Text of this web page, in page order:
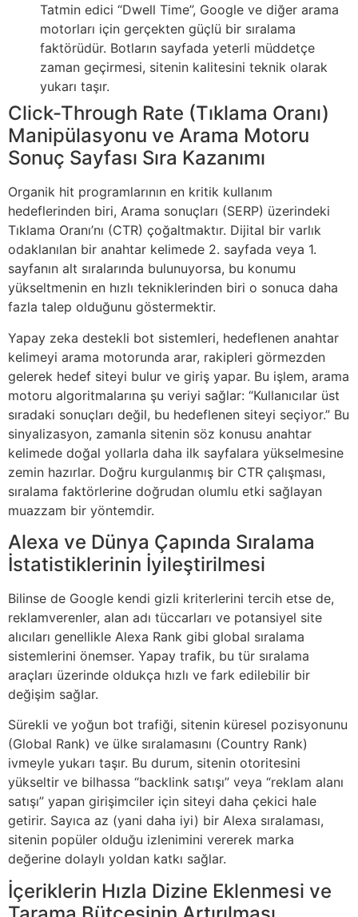
Tatmin edici “Dwell Time”, Google ve diğer arama
motorları için gerçekten güçlü bir sıralama
faktörüdür. Botların sayfada yeterli müddetçe
zaman geçirmesi, sitenin kalitesini teknik olarak
yukarı taşır.
Click-Through Rate (Tıklama Oranı)
Manipülasyonu ve Arama Motoru
Sonuç Sayfası Sıra Kazanımı
Organik hit programlarının en kritik kullanım
hedeflerinden biri, Arama sonuçları (SERP) üzerindeki
Tıklama Oranı’nı (CTR) çoğaltmaktır. Dijital bir varlık
odaklanılan bir anahtar kelimede 2. sayfada veya 1.
sayfanın alt sıralarında bulunuyorsa, bu konumu
yükseltmenin en hızlı tekniklerinden biri o sonuca daha
fazla talep olduğunu göstermektir.
Yapay zeka destekli bot sistemleri, hedeflenen anahtar
kelimeyi arama motorunda arar, rakipleri görmezden
gelerek hedef siteyi bulur ve giriş yapar. Bu işlem, arama
motoru algoritmalarına şu veriyi sağlar: “Kullanıcılar üst
sıradaki sonuçları değil, bu hedeflenen siteyi seçiyor.” Bu
sinyalizasyon, zamanla sitenin söz konusu anahtar
kelimede doğal yollarla daha ilk sayfalara yükselmesine
zemin hazırlar. Doğru kurgulanmış bir CTR çalışması,
sıralama faktörlerine doğrudan olumlu etki sağlayan
muazzam bir yöntemdir.
Alexa ve Dünya Çapında Sıralama
İstatistiklerinin İyileştirilmesi
Bilinse de Google kendi gizli kriterlerini tercih etse de,
reklamverenler, alan adı tüccarları ve potansiyel site
alıcıları genellikle Alexa Rank gibi global sıralama
sistemlerini önemser. Yapay trafik, bu tür sıralama
araçları üzerinde oldukça hızlı ve fark edilebilir bir
değişim sağlar.
Sürekli ve yoğun bot trafiği, sitenin küresel pozisyonunu
(Global Rank) ve ülke sıralamasını (Country Rank)
ivmeyle yukarı taşır. Bu durum, sitenin otoritesini
yükseltir ve bilhassa “backlink satışı” veya “reklam alanı
satışı” yapan girişimciler için siteyi daha çekici hale
getirir. Sayıca az (yani daha iyi) bir Alexa sıralaması,
sitenin popüler olduğu izlenimini vererek marka
değerine dolaylı yoldan katkı sağlar.
İçeriklerin Hızla Dizine Eklenmesi ve